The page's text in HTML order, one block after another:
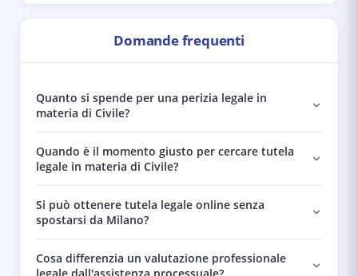
Domande frequenti
Quanto si spende per una perizia legale in
materia di Civile?
Quando è il momento giusto per cercare tutela
legale in materia di Civile?
Si può ottenere tutela legale online senza
spostarsi da Milano?
Cosa differenzia un valutazione professionale